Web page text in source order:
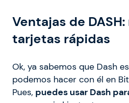
Ventajas de
tarjetas rápidas
Ok, ya sabemos que Dash
podemos hacer con él en
Pues, puedes usar Dash